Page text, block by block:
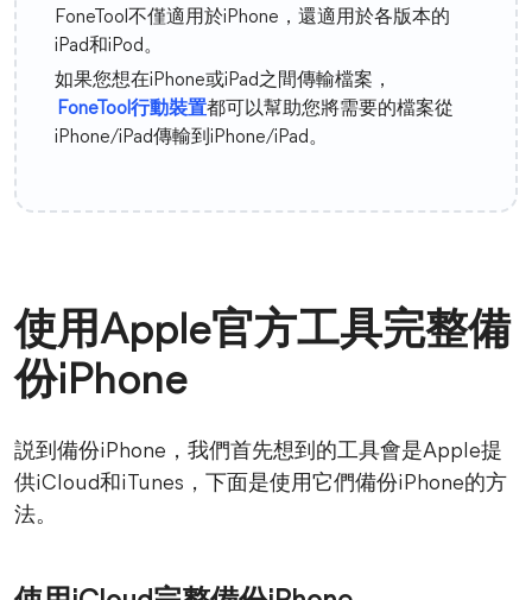
FoneTool不僅適用於iPhone，還適用於各版本的
iPad和iPod。
如果您想在iPhone或iPad之間傳輸檔案，
FoneTool行動裝置都可以幫助您將需要的檔案從
iPhone/iPad傳輸到iPhone/iPad。
使用Apple官方工具完整備
份iPhone
説到備份iPhone，我們首先想到的工具會是Apple提
供iCloud和iTunes，下面是使用它們備份iPhone的方
法。